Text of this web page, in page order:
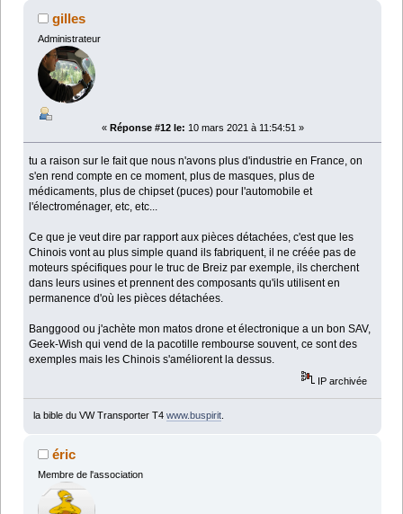
gilles
Administrateur
« Réponse #12 le: 10 mars 2021 à 11:54:51 »
tu a raison sur le fait que nous n'avons plus d'industrie en France, on
s'en rend compte en ce moment, plus de masques, plus de
médicaments, plus de chipset (puces) pour l'automobile et
l'électroménager, etc, etc...
Ce que je veut dire par rapport aux pièces détachées, c'est que les
Chinois vont au plus simple quand ils fabriquent, il ne créée pas de
moteurs spécifiques pour le truc de Breiz par exemple, ils cherchent
dans leurs usines et prennent des composants qu'ils utilisent en
permanence d'où les pièces détachées.
Banggood ou j'achète mon matos drone et électronique a un bon SAV,
Geek-Wish qui vend de la pacotille rembourse souvent, ce sont des
exemples mais les Chinois s'améliorent la dessus.
IP archivée
la bible du VW Transporter T4 www.buspirit.
éric
Membre de l'association